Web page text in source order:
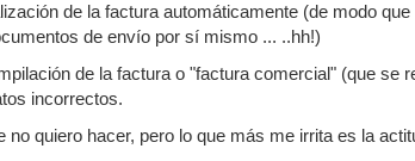
de la factura automáticamente (de modo
de envío por sí mismo ... ..hh!)
de la factura o "factura comercial" (que se
incorrectos.
no quiero hacer, pero lo que más me irrita es la